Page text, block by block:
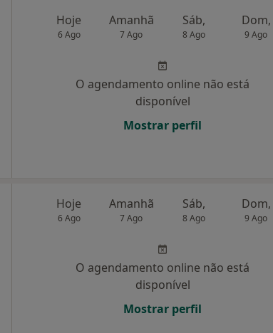
Hoje
6 Ago
Amanhã
7 Ago
Sáb,
8 Ago
Dom,
9 Ago
O agendamento online não está
disponível
Mostrar perfil
Hoje
6 Ago
Amanhã
7 Ago
Sáb,
8 Ago
Dom,
9 Ago
O agendamento online não está
disponível
Mostrar perfil